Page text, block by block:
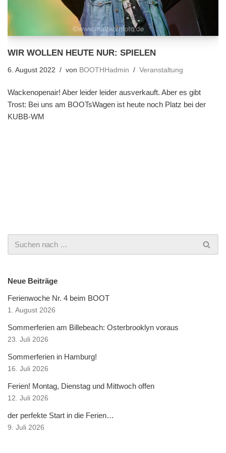
WIR WOLLEN HEUTE NUR: SPIELEN
6. August 2022 von BOOTHHadmin Veranstaltung
Wackenopenair! Aber leider leider ausverkauft. Aber es gibt
Trost: Bei uns am BOOTsWagen ist heute noch Platz bei der
KUBB-WM
Neue Beiträge
Ferienwoche Nr. 4 beim BOOT
1. August 2026
Sommerferien am Billebeach: Osterbrooklyn voraus
23. Juli 2026
Sommerferien in Hamburg!
16. Juli 2026
Ferien! Montag, Dienstag und Mittwoch offen
12. Juli 2026
der perfekte Start in die Ferien…
9. Juli 2026